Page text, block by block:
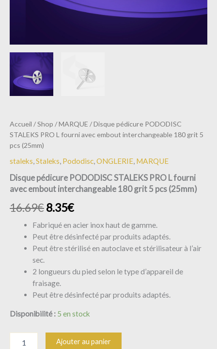
Accueil /Shop /MARQUE / Disque pédicure PODODISC
STALEKS PRO L fourni avec embout interchangeable 180 grit 5
pcs (25mm)
staleks,Staleks, Pododisc,ONGLERIE, MARQUE
Disque pédicure PODODISC STALEKS PRO L fourni
avec embout interchangeable 180 grit 5 pcs (25mm)
16.69€8.35€
Fabriqué en acier inox haut de gamme.
Peut être désinfecté par produits adaptés.
Peut être stérilisé en autoclave et stérilisateur à l’air
sec.
2 longueurs du pied selon le type d’appareil de
fraisage.
Peut être désinfecté par produits adaptés.
Disponibilité : 5 en stock
Ajouter au panier